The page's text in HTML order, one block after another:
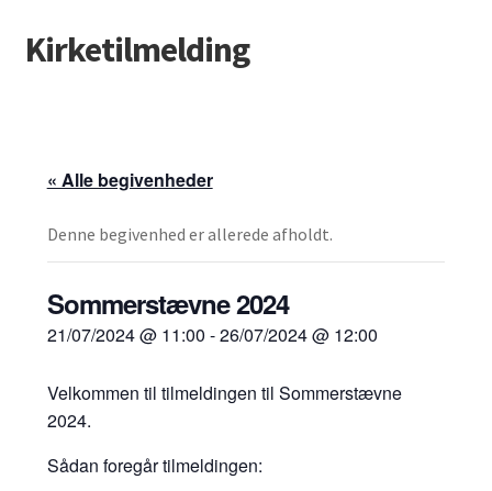
Spring
til
Spring
til
Kirketilmelding
« Alle begivenheder
Denne begivenhed er allerede afholdt.
Sommerstævne 2024
21/07/2024 @ 11:00 -26/07/2024 @ 12:00
Velkommen til tilmeldingen til Sommerstævne
2024.
Sådan foregår tilmeldingen: